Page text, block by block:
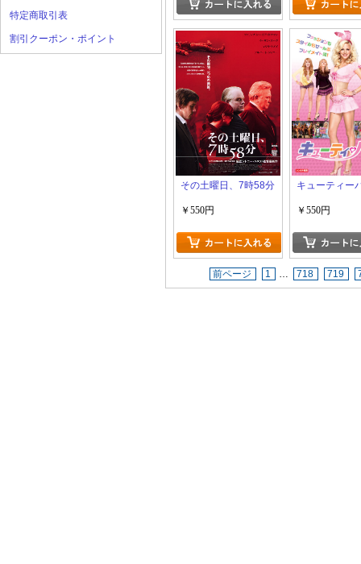
特定商取引表
割引クーポン・ポイント
その土曜日、7時58分
￥550円
キューティー
￥550円
前ページ 1 … 718 719